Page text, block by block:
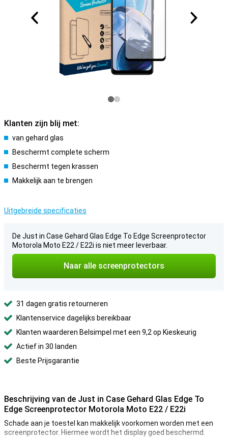
Klanten zijn blij met:
van gehard glas
Beschermt complete scherm
Beschermt tegen krassen
Makkelijk aan te brengen
Uitgebreide specificaties
De Just in Case Gehard Glas Edge To Edge Screenprotector
Motorola Moto E22 / E22i is niet meer leverbaar.
Naar alle screenprotectors
31 dagen gratis retourneren
Klantenservice dagelijks bereikbaar
Klanten waarderen Belsimpel met een 9,2 op Kieskeurig
Actief in 30 landen
Beste Prijsgarantie
Beschrijving van de Just in Case Gehard Glas Edge To
Edge Screenprotector Motorola Moto E22 / E22i
Schade aan je toestel kan makkelijk voorkomen worden met een
screenprotector. Hiermee wordt het display goed beschermd.